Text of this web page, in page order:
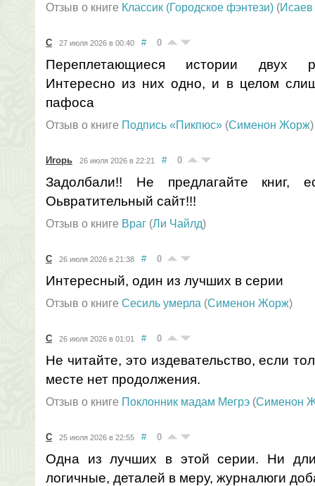
Отзыв о книге Классик (Городское фэнтези) (Исаев
С 27 июля 2026 в 00:40 # 0
Переплетающиеся истории двух
Интересно из них одно, и в целом
пафоса
Отзыв о книге Подпись «Пикпюс» (Сименон Жорж)
Игорь 26 июля 2026 в 22:21 # 0
Задолбали!! Не предлагайте книг,
Оьвратительный сайт!!!
Отзыв о книге Враг (Ли Чайлд)
С 26 июля 2026 в 21:38 # 0
Интересный, один из лучших в серии
Отзыв о книге Сесиль умерла (Сименон Жорж)
С 26 июля 2026 в 01:01 # 0
Не читайте, это издевательство, если
месте нет продолжения.
Отзыв о книге Поклонник мадам Мегрэ (Сименон
С 25 июля 2026 в 22:55 # 0
Одна из лучших в этой серии. Ни
логичные, деталей в меру, журналюги